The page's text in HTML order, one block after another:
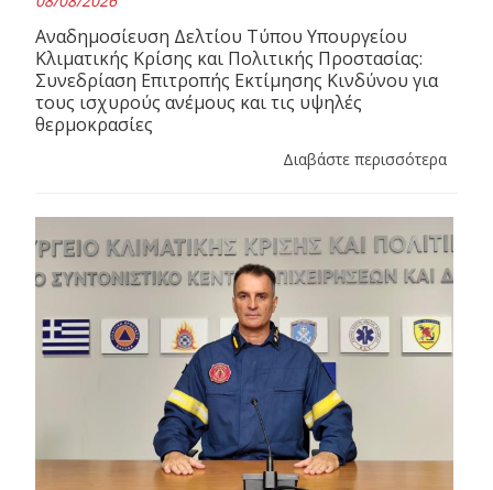
Αναδημοσίευση Δελτίου Τύπου Υπουργείου
Κλιματικής Κρίσης και Πολιτικής Προστασίας:
Συνεδρίαση Επιτροπής Εκτίμησης Κινδύνου για
τους ισχυρούς ανέμους και τις υψηλές
θερμοκρασίες
Διαβάστε περισσότερα